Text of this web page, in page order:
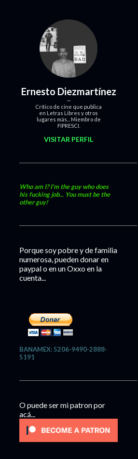
Ernesto Diezmartínez
Crítico de cine que publica
en Letras Libres y otros
lugares más... Miembro de
FIPRESCI.
VISITAR PERFIL
Who am I? I'm the guy who does
his fucking job... You must be the
other guy!
Porque soy pobre y de familia
numerosa, pueden donar en
paypal o en un Oxxo en la
cuenta...
BANAMEX: 5206-9490-2888-
5191
O puede ser mi patron por
acá...